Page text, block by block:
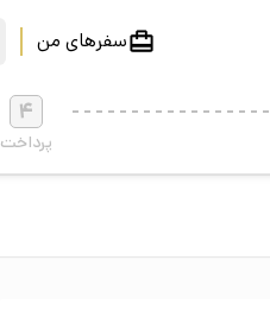
سفرهای من
4
پرداخت